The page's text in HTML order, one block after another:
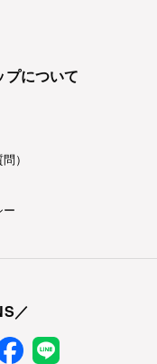
プについて
）
／